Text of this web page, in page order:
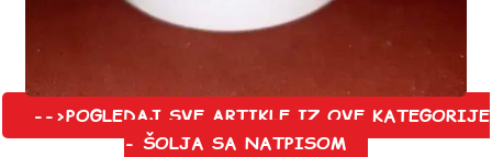
-->POGLEDAJ SVE ARTIKLE IZ OVE KATEGORIJE
- ŠOLJA SA NATPISOM